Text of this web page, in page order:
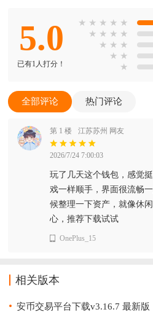
5.0
已有1人打分！
★ ★ ★ ★ ★
★ ★ ★ ★
★ ★ ★
★ ★
★
全部评论 热门评论
第 1 楼 江苏苏州 网友
2026/7/24 7:00:03
玩了几天这个钱包，感觉
戏一样顺手，界面很流畅
候整理一下资产，就像休
心，推荐下载试试
OnePlus_15
相关版本
安币交易平台下载v3.16.7 最新版